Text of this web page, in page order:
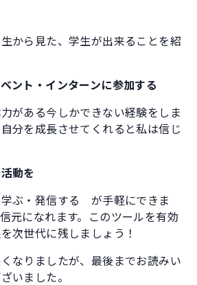
から見た、学生が出来ることを紹
ント・インターンに参加する
がある今しかできない経験をしま
分を成長させてくれると私は信じ
動を
ぶ・発信する が手軽にできま
元になれます。このツールを有効
次世代に残しましょう！
なりましたが、最後までお読みい
いました。